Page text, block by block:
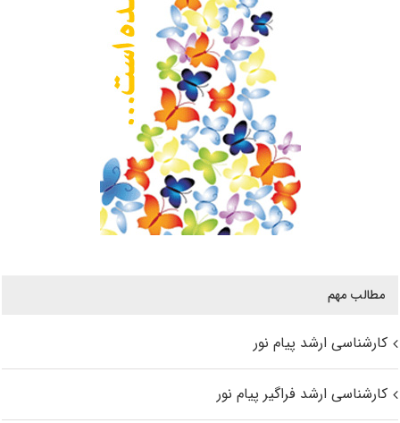
مطالب مهم
کارشناسی ارشد پیام نور
کارشناسی ارشد فراگیر پیام نور